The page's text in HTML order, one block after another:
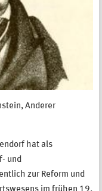
Anderer
hat als
und
zur Reform und